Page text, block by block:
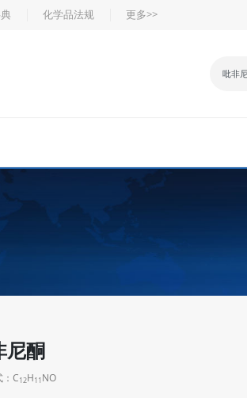
化学品法规 更多>>
尼酮
：C12H11 NO